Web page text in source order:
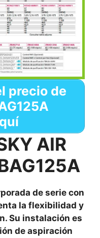
precio de
AIR
de serie con
la flexibilidad y
Su instalación es
de aspiración